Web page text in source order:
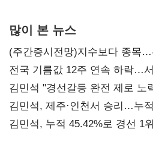
많이 본 뉴스
(주간증시전망)지수보다 종목
전국 기름값 12주 연속 하락…
김민석 "경선갈등 완전 제로
사과부터"
김민석, 제주·인천서 승리…누
탈환'(종합)
김민석, 누적 45.42%로 경선 1